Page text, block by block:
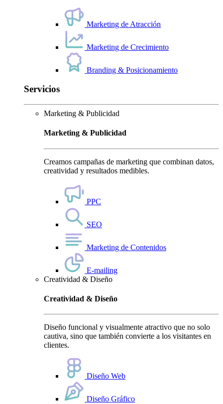
Marketing de Atracción
Marketing de Crecimiento
Branding & Posicionamiento
Servicios
Marketing & Publicidad
Marketing & Publicidad
Creamos campañas de marketing que combinan datos,
creatividad y resultados medibles.
PPC
SEO
Marketing de Contenidos
E-mailing
Creatividad & Diseño
Creatividad & Diseño
Diseño funcional y visualmente atractivo que no solo
cautiva, sino que también convierte a los visitantes en
clientes.
Diseño Web
Diseño Gráfico